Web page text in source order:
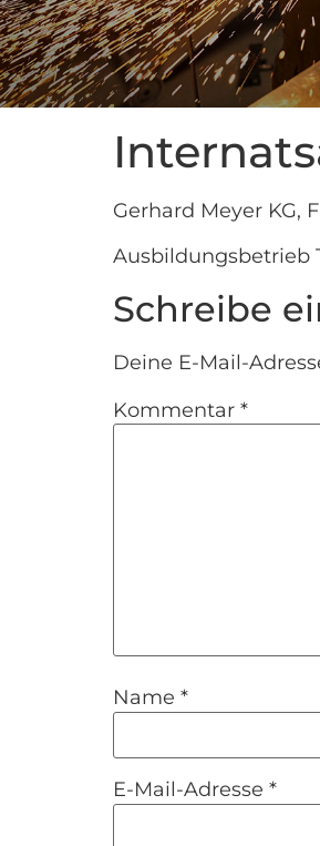
Gerhard Meyer KG,
Ausbildungsbetrieb
Schreibe
Deine E-Mail-
Kommentar *
Name *
E-Mail-Adresse *